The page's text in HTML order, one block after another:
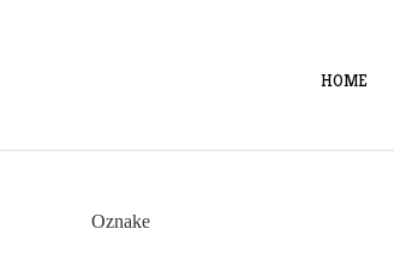
HOME
Oznake